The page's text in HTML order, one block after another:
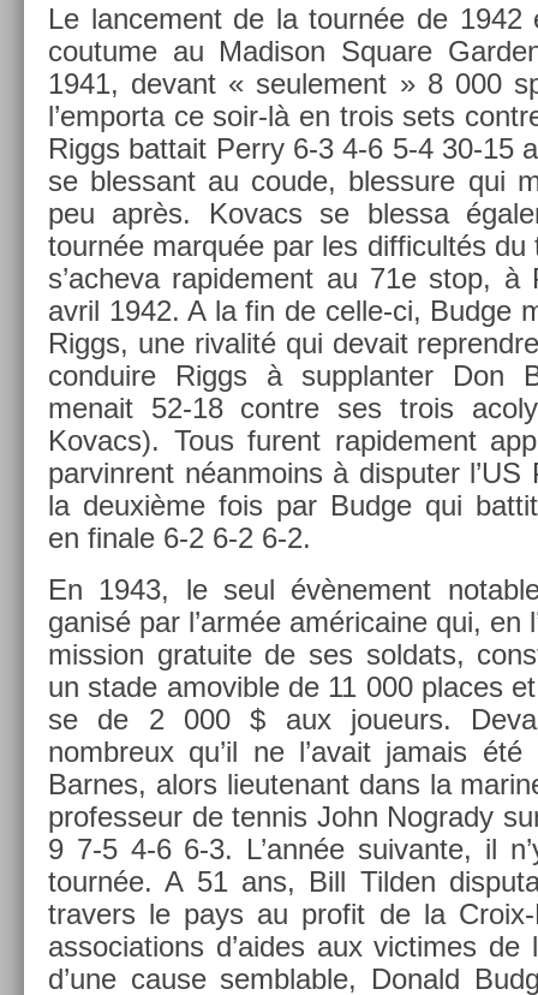
Le lan­ce­ment de la tournée de 1942
co­utume au Madison Square
1941, de­vant « seule­ment » 8 000
l’em­porta ce soir-là en trois sets
Riggs bat­tait Perry 6-3 4-6 5-4 30-15
se bles­sant au coude, bles­sure qui
peu après. Kovacs se bles­sa
tournée marquée par les dif­ficultés du
s’ac­heva rapide­ment au 71e stop,
avril 1942. A la fin de celle-ci, Budge
Riggs, une rivalité qui de­vait
con­duire Riggs à sup­plant­er Don
menait 52-18 con­tre ses trois
Kovacs). Tous furent rapide­ment
par­vinrent néan­moins à dis­put­er
la deuxième fois par Budge qui
en fin­ale 6-2 6-2 6-2.
En 1943, le seul évène­ment
ganisé par l’armée américaine qui, en
miss­ion gratuite de ses sol­dats,
un stade amovib­le de 11 000 places
se de 2 000 $ aux joueurs.
nombreux qu’il ne l’avait jamais
Bar­nes, alors li­eutenant dans la
pro­fes­seur de ten­nis John Nog­rady
9 7-5 4-6 6-3. L’année suivan­te, il
tournée. A 51 ans, Bill Tild­en
trav­ers le pays au pro­fit de la Croix-
as­socia­tions d’aides aux vic­times
d’une cause sembl­able, Donald